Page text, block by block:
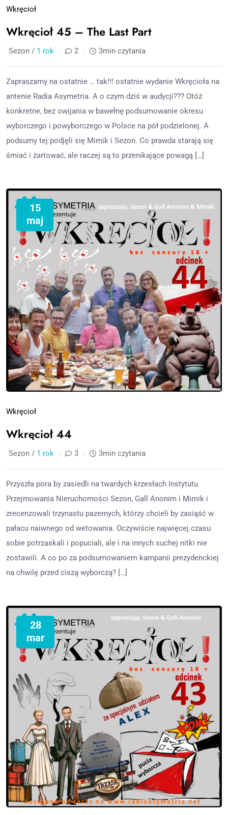
Wkręcioł
Wkręcioł 45 – The Last Part
Sezon / 1 rok 2 3min czytania
Zapraszamy na ostatnie … tak!!! ostatnie wydanie Wkręcioła na
antenie Radia Asymetria. A o czym dziś w audycji??? Otóż
konkretne, bez owijania w bawełnę podsumowanie okresu
wyborczego i powyborczego w Polsce na pół podzielonej. A
podsumy tej podjęli się Mimik i Sezon. Co prawda starają się
śmiać i żartować, ale raczej są to przenikające powagą […]
15
maj
Wkręcioł
Wkręcioł 44
Sezon / 1 rok 3 3min czytania
Przyszła pora by zasiedli na twardych krzesłach Instytutu
Przejmowania Nieruchomości Sezon, Gall Anonim i Mimik i
zrecenzowali trzynastu pazernych, którzy chcieli by zasiąść w
pałacu naiwnego od wetowania. Oczywiście najwięcej czasu
sobie potrzaskali i popuciali, ale i na innych suchej nitki nie
zostawili. A co po za podsumowaniem kampanii prezydenckiej
na chwilę przed ciszą wyborczą? […]
28
mar